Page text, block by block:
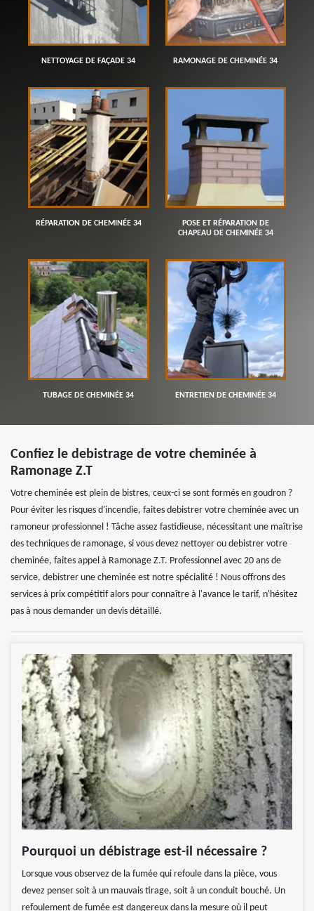
NETTOYAGE DE FAÇADE 34 RAMONAGE DE CHEMINÉE 34
RÉPARATION DE CHEMINÉE 34
POSE ET RÉPARATION DE
CHAPEAU DE CHEMINÉE 34
TUBAGE DE CHEMINÉE 34 ENTRETIEN DE CHEMINÉE 34
Confiez le debistrage de votre cheminée à
Ramonage Z.T
Votre cheminée est plein de bistres, ceux-ci se sont formés en goudron ?
Pour éviter les risques d'incendie, faites debistrer votre cheminée avec un
ramoneur professionnel ! Tâche assez fastidieuse, nécessitant une maîtrise
des techniques de ramonage, si vous devez nettoyer ou debistrer votre
cheminée, faites appel à Ramonage Z.T. Professionnel avec 20 ans de
service, debistrer une cheminée est notre spécialité ! Nous offrons des
services à prix compétitif alors pour connaître à l'avance le tarif, n'hésitez
pas à nous demander un devis détaillé.
Pourquoi un débistrage est-il nécessaire ?
Lorsque vous observez de la fumée qui refoule dans la pièce, vous
devez penser soit à un mauvais tirage, soit à un conduit bouché. Un
refoulement de fumée est dangereux dans la mesure où il peut